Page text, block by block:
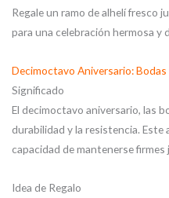
Regale un ramo de alhelí fresco
para una celebración hermosa y
Decimoctavo Aniversario: Bodas
Significado
El decimoctavo aniversario, las
durabilidad y la resistencia. Este
capacidad de mantenerse firmes
Idea de Regalo